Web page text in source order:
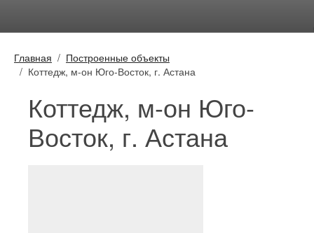
Главная
Построенные объекты
Коттедж, м-он Юго-Восток, г. Астана
Коттедж, м-он Юго-
Восток, г. Астана